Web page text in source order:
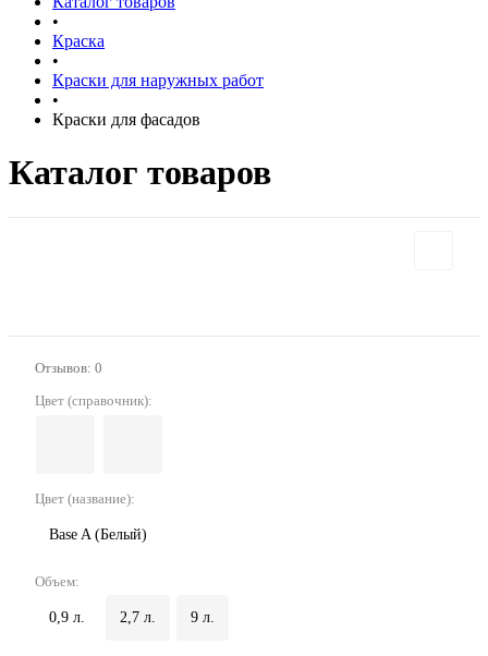
•
Краска
•
Краски для наружных работ
•
Краски для фасадов
Каталог товаров
Отзывов: 0
Цвет (справочник):
Цвет (название):
Base A (Белый)
Объем:
0,9 л. 2,7 л. 9 л.